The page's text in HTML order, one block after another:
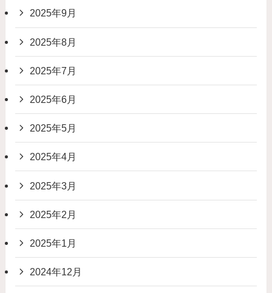
2025年9月
2025年8月
2025年7月
2025年6月
2025年5月
2025年4月
2025年3月
2025年2月
2025年1月
2024年12月